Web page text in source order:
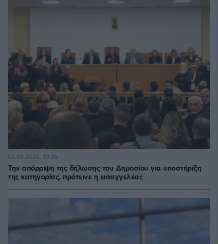
Την απόρριψη της δήλωσης του Δημοσίου για υποστήριξη
της κατηγορίας, πρότεινε η εισαγγελέας
02.06.2026, 10:26